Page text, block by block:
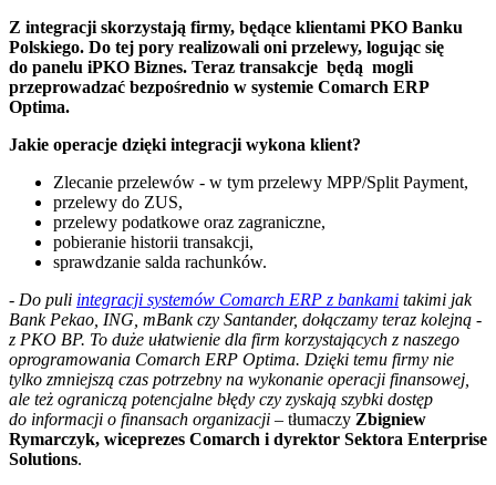
Z integracji skorzystają firmy, będące klientami PKO Banku
Polskiego. Do tej pory realizowali oni przelewy, logując się
do panelu iPKO Biznes. Teraz transakcje będą mogli
przeprowadzać bezpośrednio w systemie Comarch ERP
Optima.
Jakie operacje dzięki integracji wykona klient?
Zlecanie przelewów - w tym przelewy MPP/Split Payment,
przelewy do ZUS,
przelewy podatkowe oraz zagraniczne,
pobieranie historii transakcji,
sprawdzanie salda rachunków.
- Do puli integracji systemów Comarch ERP z bankami takimi jak
Bank Pekao, ING, mBank czy Santander, dołączamy teraz kolejną -
z PKO BP. To duże ułatwienie dla firm korzystających z naszego
oprogramowania Comarch ERP Optima. Dzięki temu firmy nie
tylko zmniejszą czas potrzebny na wykonanie operacji finansowej,
ale też ograniczą potencjalne błędy czy zyskają szybki dostęp
do informacji o finansach organizacji – tłumaczy Zbigniew
Rymarczyk, wiceprezes Comarch i dyrektor Sektora Enterprise
Solutions.